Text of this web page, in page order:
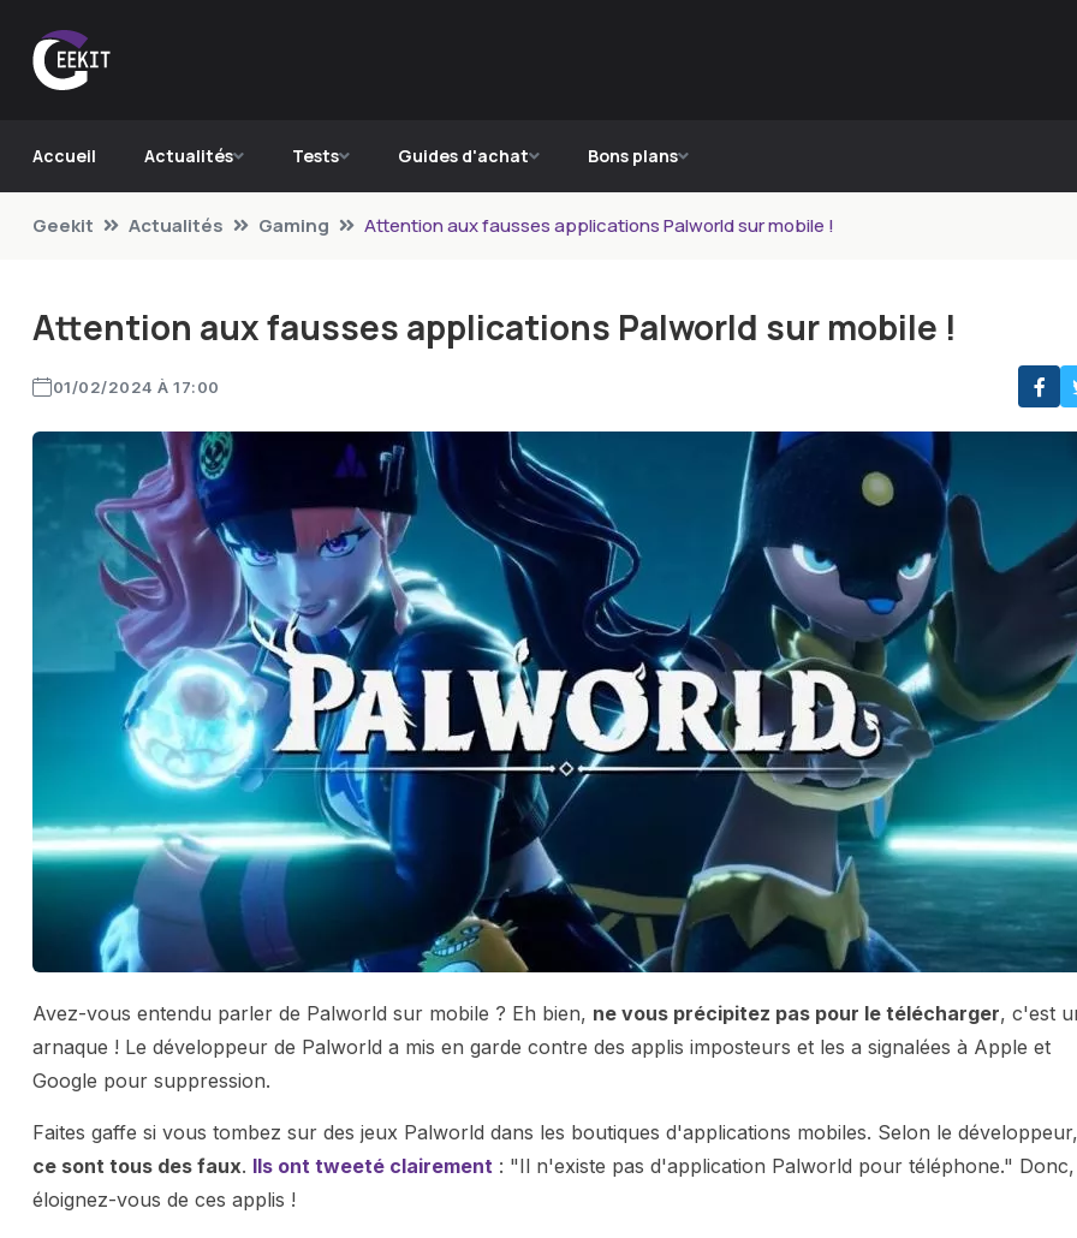
Accueil Actualités Tests Guides d'achat Bons plans
Geekit Actualités Gaming Attention aux fausses applications Palworld sur mobile !
Attention aux fausses applications Palworld sur mobile !
01/02/2024 À 17:00
Avez-vous entendu parler de Palworld sur mobile ? Eh bien, ne vous précipitez pas pour le télécharger, c'est
arnaque ! Le développeur de Palworld a mis en garde contre des applis imposteurs et les a signalées à Apple et
Google pour suppression.
Faites gaffe si vous tombez sur des jeux Palworld dans les boutiques d'applications mobiles. Selon le développeur,
ce sont tous des faux. Ils ont tweeté clairement : "Il n'existe pas d'application Palworld pour téléphone." Donc,
éloignez-vous de ces applis !